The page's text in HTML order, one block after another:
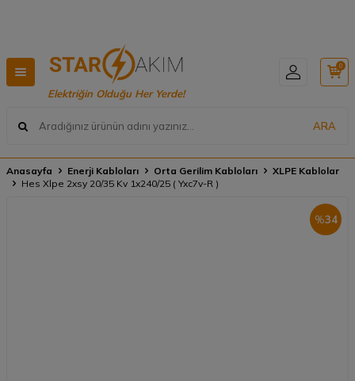
Elektriğin Olduğu Her Yerde!
ARA
0
Anasayfa Enerji Kabloları Orta Gerilim Kabloları
XLPE Kablolar
Hes Xlpe 2xsy 20/35 Kv 1x240/25 ( Yxc7v-R )
%34